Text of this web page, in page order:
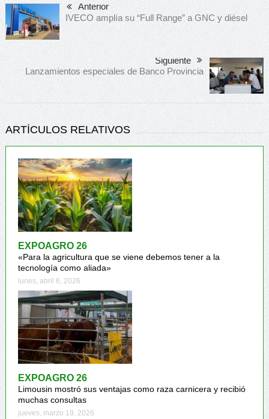
Anterior
IVECO amplía su “Full Range” a GNC y diésel
Siguiente
Lanzamientos especiales de Banco Provincia
ARTÍCULOS RELATIVOS
EXPOAGRO 26
«Para la agricultura que se viene debemos tener a la
tecnología como aliada»
lunes, abril 6, 2026
EXPOAGRO 26
Limousin mostró sus ventajas como raza carnicera y recibió
muchas consultas
jueves, marzo 19, 2026